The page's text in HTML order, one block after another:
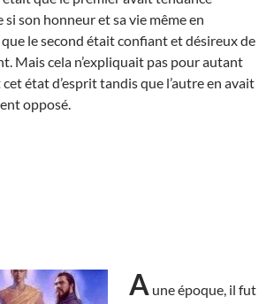
si son honneur et sa vie même en
le second était confiant et désireux de
Mais cela n’expliquait pas pour autant
état d’esprit tandis que l’autre en avait
opposé.
A une époque, il fut